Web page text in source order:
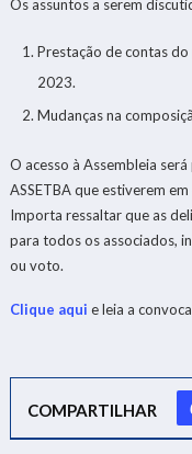
Os assuntos a serem
Prestação de contas
2023.
Mudanças na
O acesso à Assembleia
ASSETBA que estiverem
Importa ressaltar que as
para todos os associados,
ou voto.
Clique aqui e leia a
COMPARTILHAR